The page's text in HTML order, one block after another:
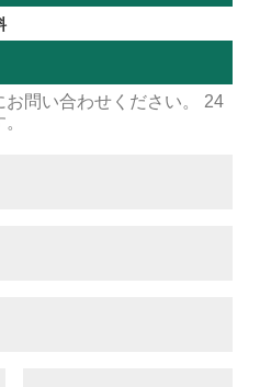
問い合わせください。 24